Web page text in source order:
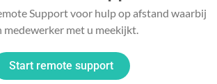
Support voor hulp op afstand waarbij
medewerker met u meekijkt.
Start remote support